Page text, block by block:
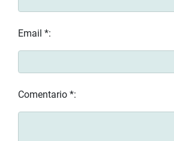
Email *:
Comentario *: